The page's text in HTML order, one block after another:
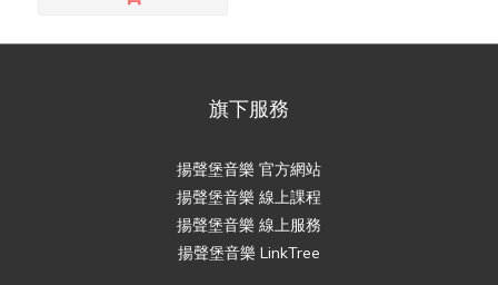
旗下服務
揚聲堡音樂 官方網站
揚聲堡音樂 線上課程
揚聲堡音樂 線上服務
揚聲堡音樂 LinkTree